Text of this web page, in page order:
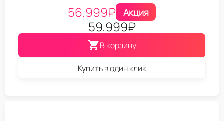
56.999₽ Акция
59.999₽
В корзину
Купить в один клик